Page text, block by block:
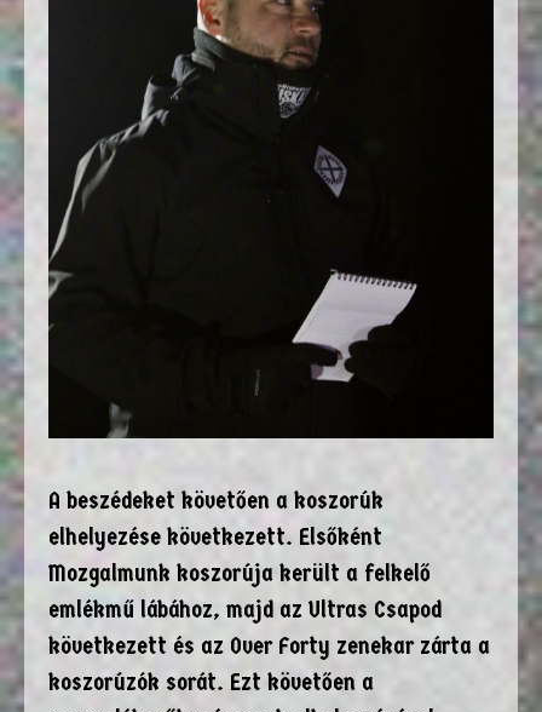
A beszédeket követően a koszorúk
elhelyezése következett. Elsőként
Mozgalmunk koszorúja került a felkelő
emlékmű lábához, majd az Ultras Csapod
következett és az Over Forty zenekar zárta a
koszorúzók sorát. Ezt követően a